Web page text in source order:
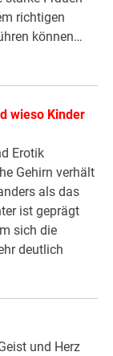
richtigen
können…
wieso Kinder
Erotik
Gehirn verhält
als das
ist geprägt
sich die
deutlich
und Herz